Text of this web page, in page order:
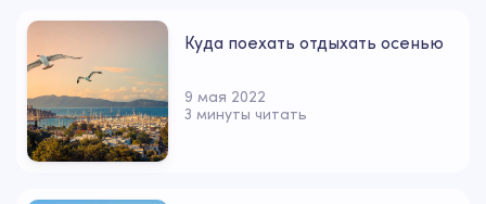
Куда поехать отдыхать осенью
9 мая 2022
3 минуты читать